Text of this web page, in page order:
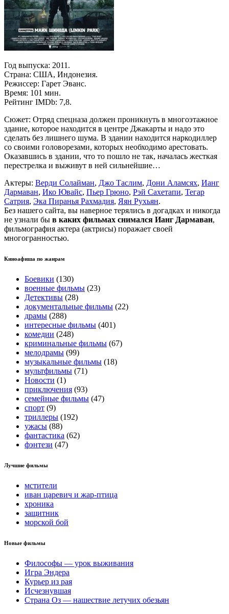
Год выпуска: 2011.
Страна: США, Индонезия.
Режиссер: Гарет Эванс.
Время: 101 мин.
Рейтинг IMDb: 7,8.
Сюжет: Отряд спецназа должен проникнуть в многоэтажное
здание, которое находится в центре Джакарты и надо это
сделать без лишнего шума. В здании находится наркодиллер
со своими головорезами, которых необходимо арестовать.
Оказавшись в здании, что то пошло не так, началась жесткая
перестрелка и выживут в ней сильнейшие…
Актеры: Верди Солайман, Джо Таслим, Дони Аламсях, Ианг
Дармаван, Ико Ювайс, Пьер Грюно, Рэй Сахетапи, Тегар
Сатрия, Эка Пиранья Рахмадия, Яян Рухьян.
Без нашего сайта, вы наверное терялись в догадках и никогда
не узнали бы в каких фильмах снимался Ианг Дармаван,
фильмография актера (актрисы) поражает своей
многогранностью.
Киноафиша по жанрам
Боевики (130)
военные фильмы (23)
Детективы (28)
документальные фильмы (22)
драмы (288)
интересные фильмы (401)
комедии (248)
криминальные фильмы (67)
мелодрамы (99)
музыкальные фильмы (18)
мультфильмы (71)
Новости (1)
приключения (93)
семейные фильмы (47)
спорт (9)
триллеры (192)
ужасы (88)
фантастика (62)
фэнтези (47)
Лучшие фильмы
мстители
иван царевич и жар-птица
хроника
защитник
морской бой
Новые фильмы
Философы — урок выживания
Игра Эндера
Курьер из рая
Исчезнувшая
Страна Оз — нашествие летучих обезьян